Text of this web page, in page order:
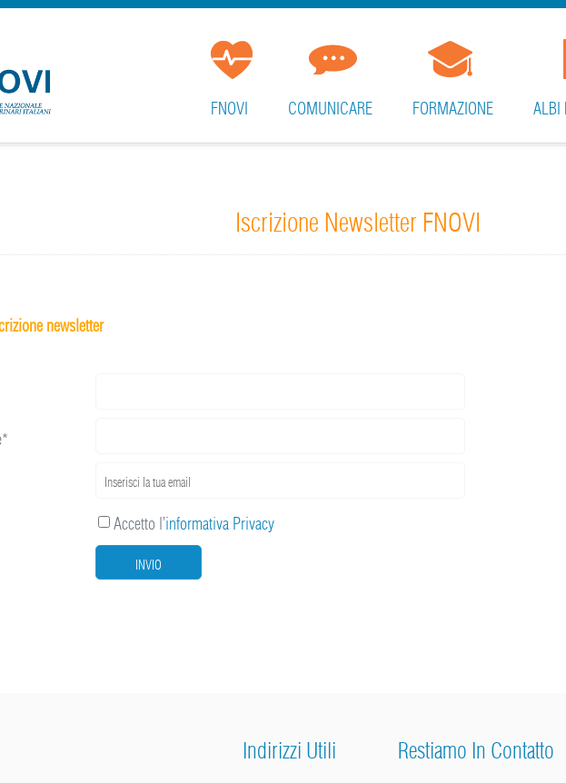
FNOVI COMUNICARE FORMAZIONE ALBI
Iscrizione Newsletter FNOVI
newsletter
Accetto l’informativa Privacy
INVIO
Indirizzi Utili Restiamo In Contatto